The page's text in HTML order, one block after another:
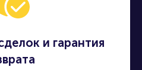
и гарантия